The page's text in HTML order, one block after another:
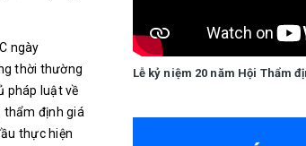
ngày
thời thường
pháp luật về
thẩm định giá
thực hiện
Lễ kỷ niệm 20 năm Hội Thẩm